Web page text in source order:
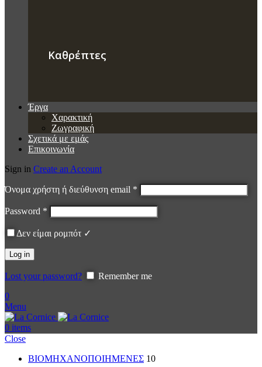
Καθρέπτες
Έργα
Χαρακτική
Ζωγραφική
Σχετικά με εμάς
Επικοινωνία
Sign in Create an Account
Όνομα χρήστη ή διεύθυνση email *
Password *
Δεν είμαι ρομπότ ✓
Log in
Lost your password?
Remember me
0
Menu
0 items
Close
ΒΙΟΜΗΧΑΝΟΠΟΙΗΜΕΝΕΣ 10